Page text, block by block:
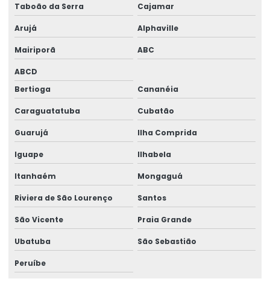
Empresa de comércio exterior
Empresa de desembaraço aduaneiro
Empresa despachante de aduana
Empresa de despachante aduaneiro
Empresa de despacho aduaneiro
Empresa especialista em radar
Empresa de estudo tributário de benefícios fiscais na
importação
Empresa de ex tarifário
Empresa de exportação
Empresa de exportação e importação
Taboão da Serra Cajamar
Arujá Alphaville
Mairiporã ABC
ABCD
Bertioga
Cananéia
Caraguatatuba Cubatão
Guarujá Ilha Comprida
Iguape Ilhabela
Itanhaém Mongaguá
Riviera de São Lourenço Santos
São Vicente Praia Grande
Ubatuba São Sebastião
Peruíbe